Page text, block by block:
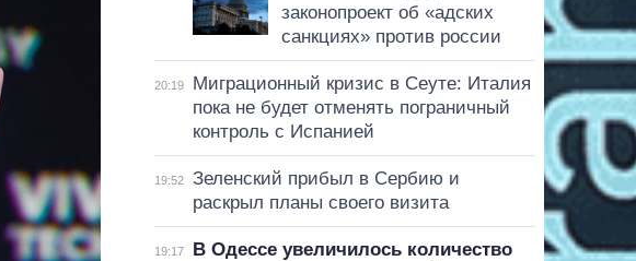
законопроект об «адских
санкциях» против россии
20:19
Миграционный кризис в Сеуте: Италия
пока не будет отменять пограничный
контроль с Испанией
19:52
Зеленский прибыл в Сербию и
раскрыл планы своего визита
19:17
В Одессе увеличилось количество